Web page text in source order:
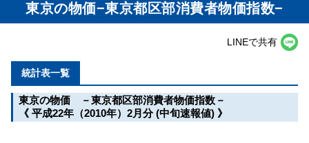
東京の物価−東京都区部消費者物価指数−
LINEで共有
統計表一覧
東京の物価 －東京都区部消費者物価指数－
《 平成22年（2010年）2月分 (中旬速報値) 》